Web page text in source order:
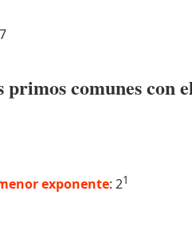
comunes con
exponente: 21